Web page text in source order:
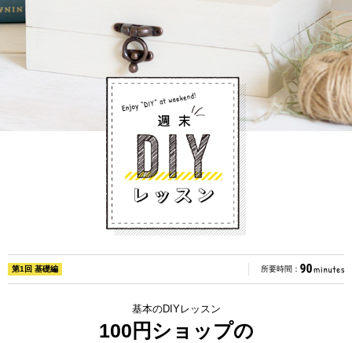
第1回 基礎編 所要時間：
基本のDIYレッスン
100円ショップの